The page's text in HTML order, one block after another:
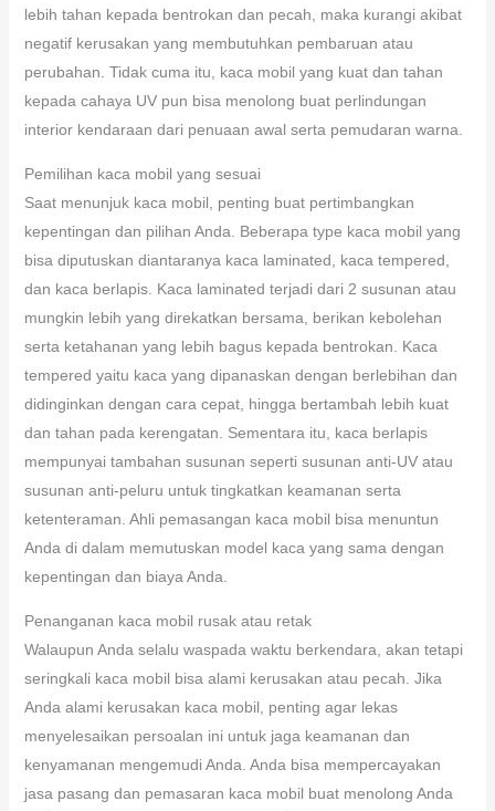
lebih tahan kepada bentrokan dan pecah, maka kurangi akibat
negatif kerusakan yang membutuhkan pembaruan atau
perubahan. Tidak cuma itu, kaca mobil yang kuat dan tahan
kepada cahaya UV pun bisa menolong buat perlindungan
interior kendaraan dari penuaan awal serta pemudaran warna.
Pemilihan kaca mobil yang sesuai
Saat menunjuk kaca mobil, penting buat pertimbangkan
kepentingan dan pilihan Anda. Beberapa type kaca mobil yang
bisa diputuskan diantaranya kaca laminated, kaca tempered,
dan kaca berlapis. Kaca laminated terjadi dari 2 susunan atau
mungkin lebih yang direkatkan bersama, berikan kebolehan
serta ketahanan yang lebih bagus kepada bentrokan. Kaca
tempered yaitu kaca yang dipanaskan dengan berlebihan dan
didinginkan dengan cara cepat, hingga bertambah lebih kuat
dan tahan pada kerengatan. Sementara itu, kaca berlapis
mempunyai tambahan susunan seperti susunan anti-UV atau
susunan anti-peluru untuk tingkatkan keamanan serta
ketenteraman. Ahli pemasangan kaca mobil bisa menuntun
Anda di dalam memutuskan model kaca yang sama dengan
kepentingan dan biaya Anda.
Penanganan kaca mobil rusak atau retak
Walaupun Anda selalu waspada waktu berkendara, akan tetapi
seringkali kaca mobil bisa alami kerusakan atau pecah. Jika
Anda alami kerusakan kaca mobil, penting agar lekas
menyelesaikan persoalan ini untuk jaga keamanan dan
kenyamanan mengemudi Anda. Anda bisa mempercayakan
jasa pasang dan pemasaran kaca mobil buat menolong Anda